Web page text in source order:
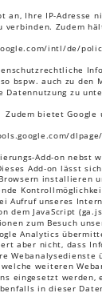
an, Ihre IP-Adresse
verbinden. Zudem
intl/de/
bspw. auch zu den
Datennutzung zu
Zudem bietet Google
Add-on nebst
Add-on lässt
installieren
Aufruf unseres
dem JavaScript
zum Besuch
Analytics
aber nicht, dass
Webanalysedienste
weiteren
eingesetzt werden,
in dieser